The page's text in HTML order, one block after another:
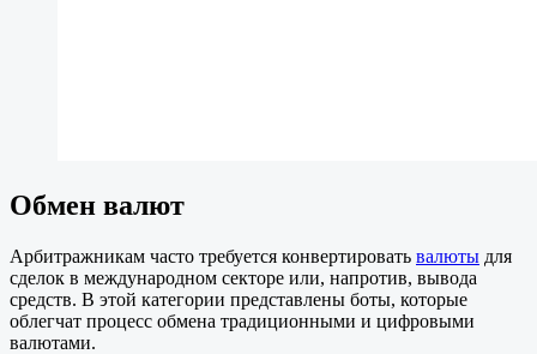
Обмен валют
Арбитражникам часто требуется конвертировать валюты для
сделок в международном секторе или, напротив, вывода
средств. В этой категории представлены боты, которые
облегчат процесс обмена традиционными и цифровыми
валютами.